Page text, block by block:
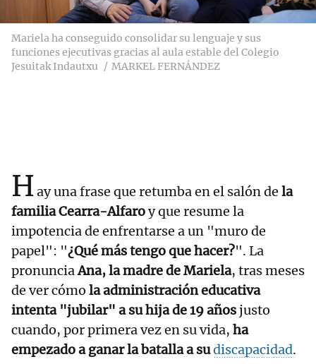
Mariela ha conseguido consolidar su lenguaje y sus
funciones ejecutivas gracias al aula estable del Colegio
Jesuitak Indautxu
MARKEL FERNÁNDEZ
H ay una frase que retumba en el salón de la
familia Cearra-Alfaroy que resume la
impotencia de enfrentarse a un "muro de
papel": "¿Qué más tengo que hacer?". La
pronunciaAna, la madre de Mariela, tras meses
de ver cómo la administración educativa
intenta "jubilar" a su hija de 19 añosjusto
cuando, por primera vez en su vida, ha
empezado a ganar la batalla a sudiscapacidad.